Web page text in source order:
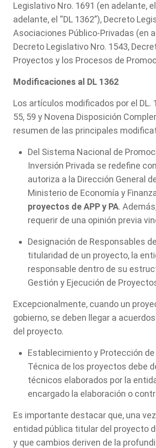
Legislativo Nro. 1691 (en adelante,
adelante, el “DL 1362”), Decreto
Asociaciones Público-Privadas (en
Decreto Legislativo Nro. 1543,
Proyectos y los Procesos de
Modificaciones al DL 1362
Los artículos modificados por el DL.
55, 59 y Novena Disposición
resumen de las principales
Del Sistema Nacional de
Inversión Privada se redefine
autoriza a la Dirección General
Ministerio de Economía y
proyectos de APP y PA.
requerir de una opinión previa
Designación de Responsables
titularidad de un proyecto, la
responsable dentro de su
Gestión y Ejecución de
Excepcionalmente, cuando un
gobierno, se deben llegar a
del proyecto.
Establecimiento y Protección
Técnica de los proyectos debe
técnicos elaborados por la
encargado la elaboración o
Es importante destacar que, una
entidad pública titular del proyecto
y que cambios deriven de la